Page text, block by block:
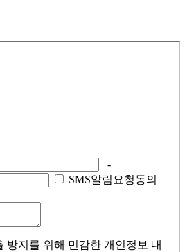
-
SMS알림요청동의
방지를 위해 민감한 개인정보 내